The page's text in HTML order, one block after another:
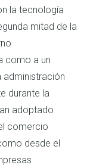
la tecnología
mitad de la
como a un
administración
durante la
adoptado
comercio
desde el